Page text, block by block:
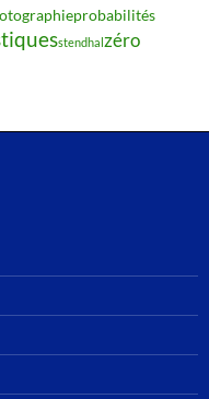
probabilités
stendhalzéro